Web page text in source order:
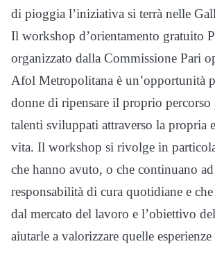
di pioggia l’iniziativa si terrà nelle
Il workshop d’orientamento gratuito
organizzato dalla Commissione Pari
Afol Metropolitana è un’opportunità
donne di ripensare il proprio percorso
talenti sviluppati attraverso la propria
vita. Il workshop si rivolge in
che hanno avuto, o che continuano ad
responsabilità di cura quotidiane e
dal mercato del lavoro e l’obiettivo
aiutarle a valorizzare quelle